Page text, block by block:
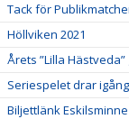
Tack för
Höllviken 2021
Årets ”Lilla
Seriespelet drar
Biljettlänk